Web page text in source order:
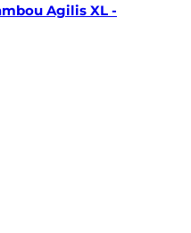
Agilis XL -